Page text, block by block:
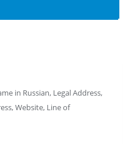
in Russian, Legal Address,
Website, Line of